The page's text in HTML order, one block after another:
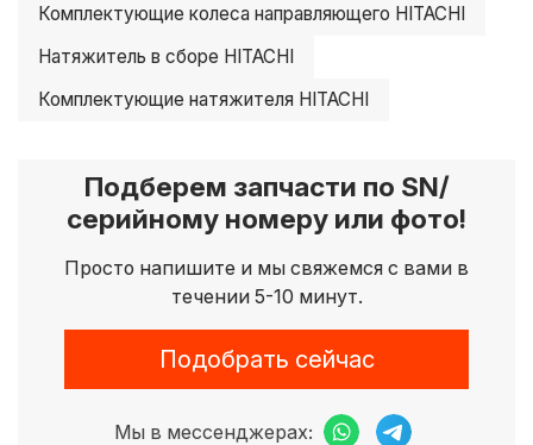
Комплектующие колеса направляющего HITACHI
Натяжитель в сборе HITACHI
Комплектующие натяжителя HITACHI
Подберем запчасти по SN/
серийному номеру или фото!
Просто напишите и мы свяжемся с вами в
течении 5-10 минут.
Подобрать сейчас
Мы в мессенджерах: